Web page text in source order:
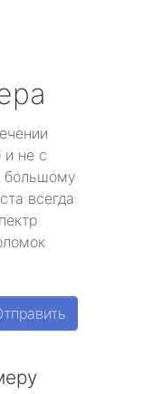
и не с
большому
всегда